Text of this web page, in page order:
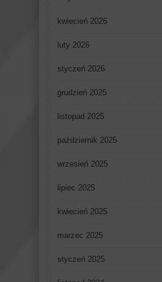
kwiecień 2026
luty 2026
styczeń 2026
grudzień 2025
listopad 2025
październik 2025
wrzesień 2025
lipiec 2025
kwiecień 2025
marzec 2025
styczeń 2025